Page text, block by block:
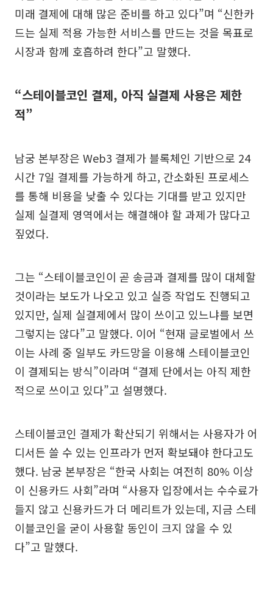
미래 결제에 대해 많은 준비를 하고 있다”며 “신한카
드는 실제 적용 가능한 서비스를 만드는 것을 목표로
시장과 함께 호흡하려 한다”고 말했다.
“스테이블코인 결제, 아직 실결제 사용은 제한
적”
남궁 본부장은 Web3 결제가 블록체인 기반으로 24
시간 7일 결제를 가능하게 하고, 간소화된 프로세스
를 통해 비용을 낮출 수 있다는 기대를 받고 있지만
실제 실결제 영역에서는 해결해야 할 과제가 많다고
짚었다.
그는 “스테이블코인이 곧 송금과 결제를 많이 대체할
것이라는 보도가 나오고 있고 실증 작업도 진행되고
있지만, 실제 실결제에서 많이 쓰이고 있느냐를 보면
그렇지는 않다”고 말했다. 이어 “현재 글로벌에서 쓰
이는 사례 중 일부도 카드망을 이용해 스테이블코인
이 결제되는 방식”이라며 “결제 단에서는 아직 제한
적으로 쓰이고 있다”고 설명했다.
스테이블코인 결제가 확산되기 위해서는 사용자가 어
디서든 쓸 수 있는 인프라가 먼저 확보돼야 한다고도
했다. 남궁 본부장은 “한국 사회는 여전히 80% 이상
이 신용카드 사회”라며 “사용자 입장에서는 수수료가
들지 않고 신용카드가 더 메리트가 있는데, 지금 스테
이블코인을 굳이 사용할 동인이 크지 않을 수 있
다”고 말했다.